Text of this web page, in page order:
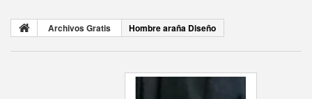
Archivos Gratis Hombre araña Diseño